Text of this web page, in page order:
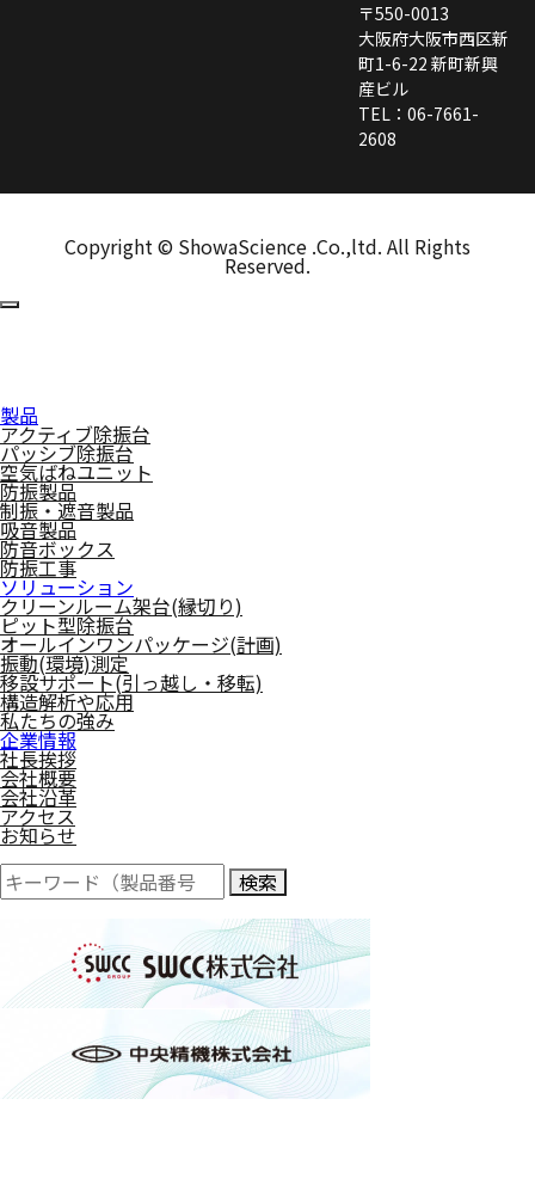
〒550-0013
大阪府大阪市西区新
町1-6-22 新町新興
産ビル
TEL：06-7661-
2608
Copyright © ShowaScience .Co.,ltd. All Rights
Reserved.
製品
アクティブ除振台
パッシブ除振台
空気ばねユニット
防振製品
制振・遮音製品
吸音製品
防音ボックス
防振工事
ソリューション
クリーンルーム架台(縁切り)
ピット型除振台
オールインワンパッケージ(計画)
振動(環境)測定
移設サポート(引っ越し・移転)
構造解析や応用
私たちの強み
企業情報
社長挨拶
会社概要
会社沿革
アクセス
お知らせ
検索